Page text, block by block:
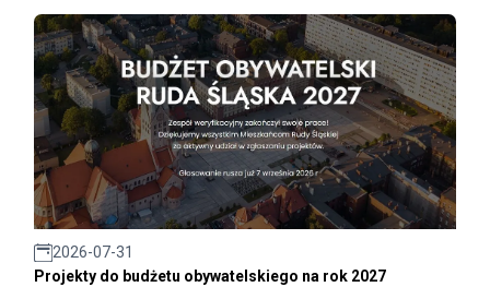
2026-07-31
Projekty do budżetu obywatelskiego na rok 2027